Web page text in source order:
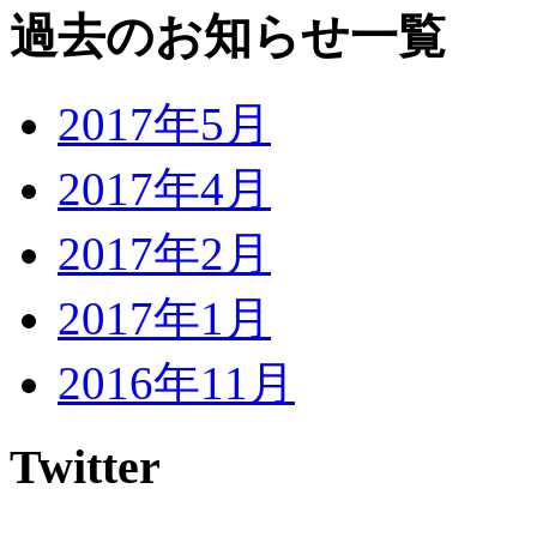
過去のお知らせ一覧
2017年5月
2017年4月
2017年2月
2017年1月
2016年11月
Twitter